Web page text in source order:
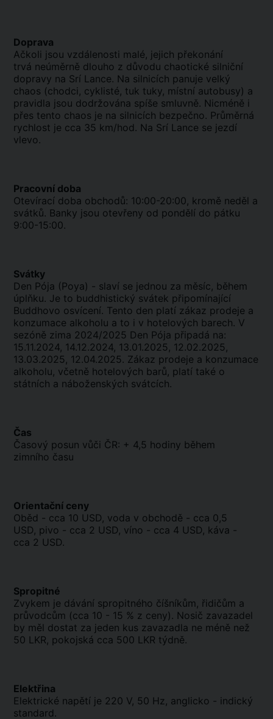
Doprava
Ačkoli jsou vzdálenosti malé, jejich překonání
trvá neúměrně dlouho z důvodu chaotické silniční
dopravy na Srí Lance. Na silnicích panuje velký
chaos (chodci, cyklisté, tuk tuky, místní autobusy) a
pravidla jsou dodržována spíše smluvně. Nicméně i
přes tento chaos je na silnicích bezpečno. Průměrná
rychlost je cca 35 km/hod. Na Srí Lance se jezdí
vlevo.
Pracovní doba
Otevírací doba obchodů: 10:00-20:00, kromě neděl a
svátků. Banky jsou otevřeny od pondělí do pátku
9:00-15:00.
Svátky
Den Pója (Poya) - slaví se jednou za měsíc, během
úplňku. Je to buddhistický svátek připomínající
Buddhovo osvícení. Tento den platí zákaz prodeje a
konzumace alkoholu a to i v hotelových barech. V
sezóně zima 2024/2025 Den Pója připadá na:
15.11.2024, 14.12.2024, 13.01.2025, 12.02.2025,
13.03.2025, 12.04.2025. Zákaz prodeje a konzumace
alkoholu, včetně hotelových barů, platí také o
státních a náboženských svátcích.
Čas
Časový posun vůči ČR: + 4,5 hodiny během
zimního času
Orientační ceny
Oběd - cca 10 USD, voda v obchodě - cca 0,5
USD, pivo - cca 2 USD, víno - cca 4 USD, káva -
cca 2 USD.
Spropitné
Zvykem je dávání spropitného číšníkům, řidičům a
průvodcům (cca 10 - 15 % z ceny). Nosič zavazadel
by měl dostat za jeden kus zavazadla ne méně než
50 LKR, pokojská cca 500 LKR týdně.
Elektřina
Elektrické napětí je 220 V, 50 Hz, anglicko - indický
standard.